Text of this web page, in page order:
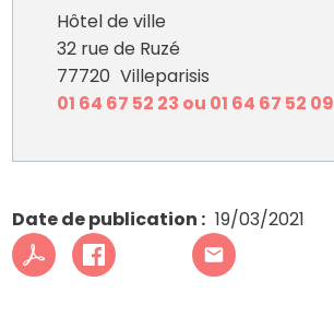
Hôtel de ville
32 rue de Ruzé
77720 Villeparisis
01 64 67 52 23 ou 01 64 67 52 09
Date de publication 19/03/2021